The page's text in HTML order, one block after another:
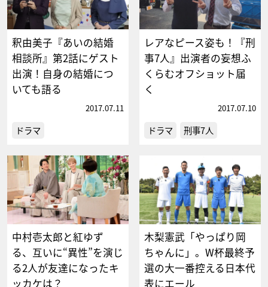
釈由美子『あいの結婚
相談所』第2話にゲスト
出演！自身の結婚につ
いても語る
2017.07.11
ドラマ
レアなピース姿も！『刑
事7人』出演者の妄想ふ
くらむオフショット届
く
2017.07.10
ドラマ 刑事7人
中村壱太郎と紅ゆず
る、互いに“異性”を演じ
る2人が友達になったキ
ッカケは？
木梨憲武「やっぱり岡
ちゃんに」。W杯最終予
選の大一番控える日本代
表にエール